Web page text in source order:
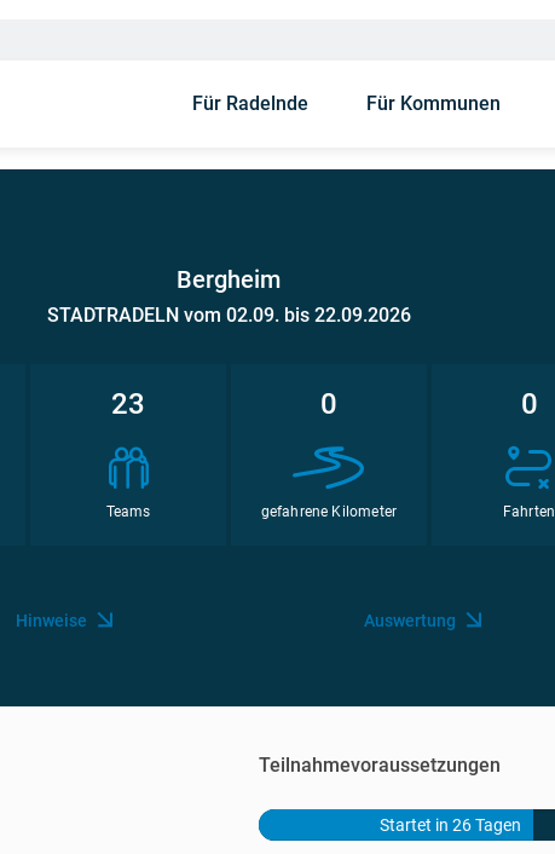
Für Radelnde Für Kommunen
Bergheim
STADTRADELN vom 02.09. bis 22.09.2026
23
Teams
0
gefahrene Kilometer
0
Fahrten
Hinweise Auswertung
Teilnahmevoraussetzungen
Startet in 26 Tagen